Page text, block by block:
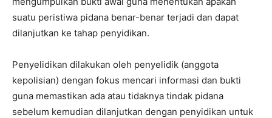
suatu peristiwa pidana benar-benar terjadi dan dapat
dilanjutkan ke tahap penyidikan.
Penyelidikan dilakukan oleh penyelidik (anggota
kepolisian) dengan fokus mencari informasi dan bukti
guna memastikan ada atau tidaknya tindak pidana
sebelum kemudian dilanjutkan dengan penyidikan untuk